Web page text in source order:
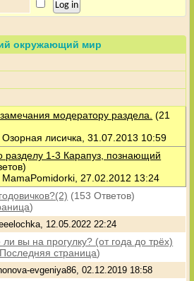
окружающий мир
модератору раздела. (21
лисичка, 31.07.2013 10:59
разделу 1-3 Карапуз, познающий
27.02.2012 13:24
(153 Ответов)
)
12.05.2022 22:24
вы на прогулку? (от года до трёх)
Последняя страница)
evgeniya86, 02.12.2019 18:58